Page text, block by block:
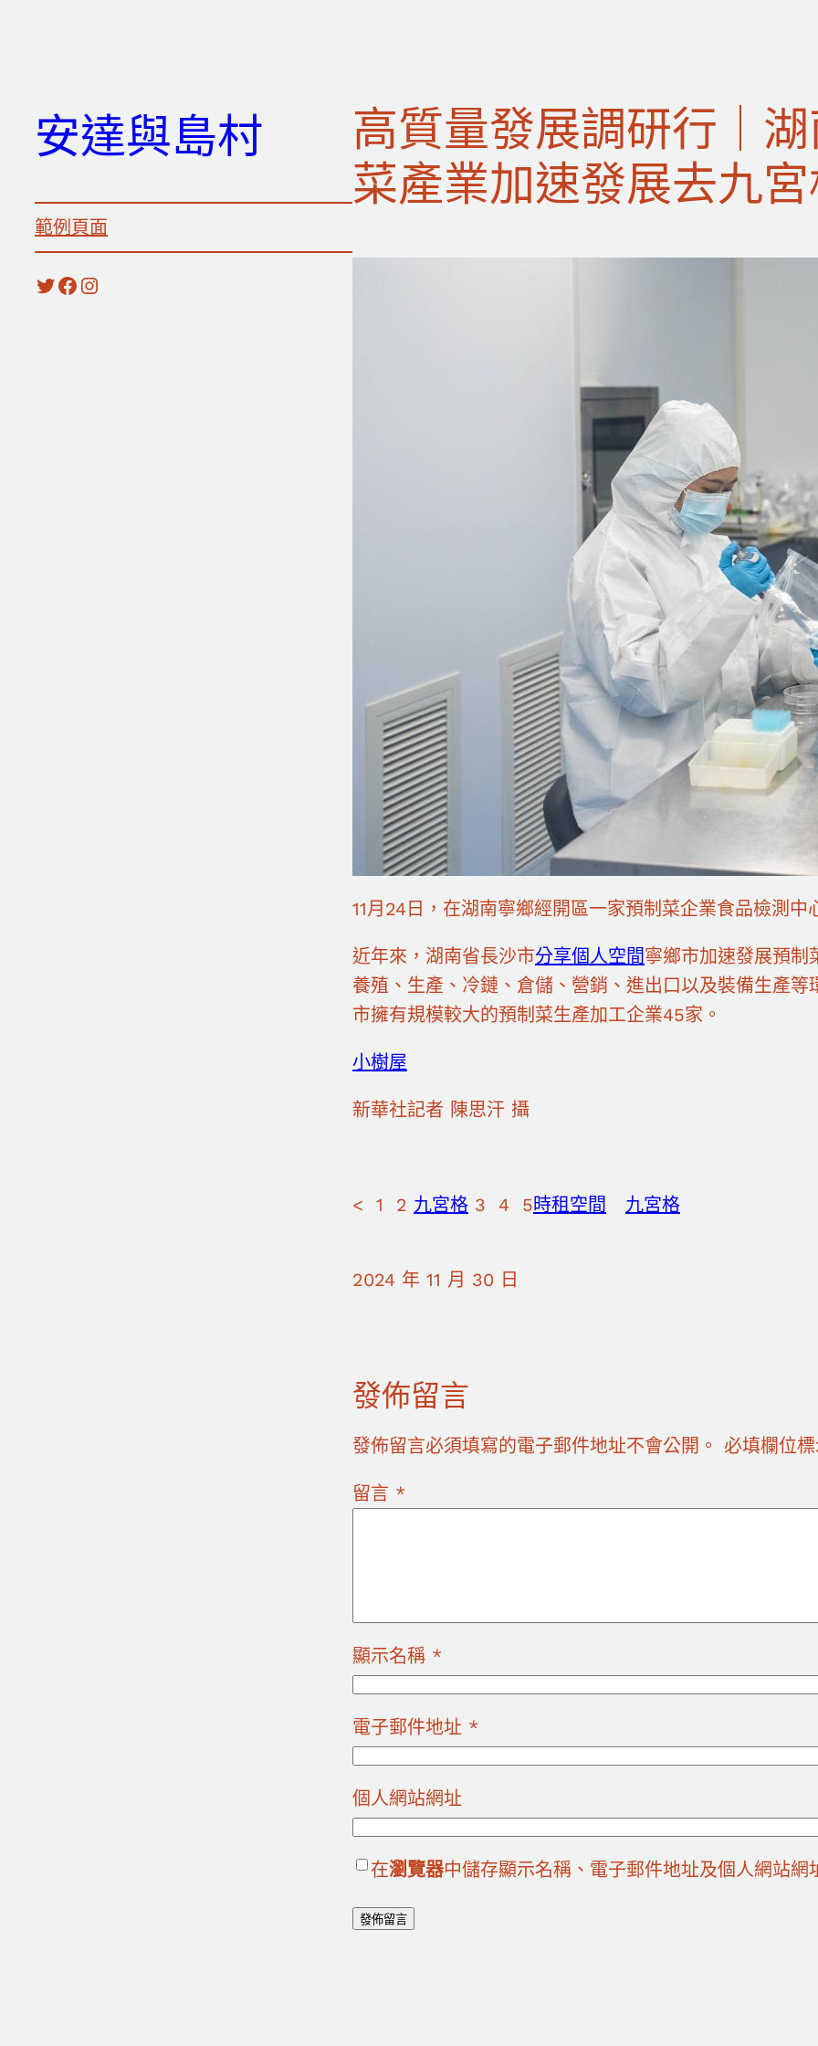
安達與島村
範例頁面
X Facebook Instagram
高質量發展調研行｜
菜產業加速發展去九
11月24日，在湖南寧鄉經開區一家預制菜企業食品檢測中
近年來，湖南省長沙市分享個人空間寧鄉市加速發展預制
養殖、生產、冷鏈、倉儲、營銷、進出口以及裝備生產
市擁有規模較大的預制菜生產加工企業45家。
小樹屋
新華社記者 陳思汗 攝
< 1 2 九宮格 3 4 5時租空間 九宮格
2024 年 11 月 30 日
發佈留言
發佈留言必須填寫的電子郵件地址不會公開。 必填欄位
留言 *
顯示名稱 *
電子郵件地址 *
個人網站網址
在瀏覽器中儲存顯示名稱、電子郵件地址及個人網站網